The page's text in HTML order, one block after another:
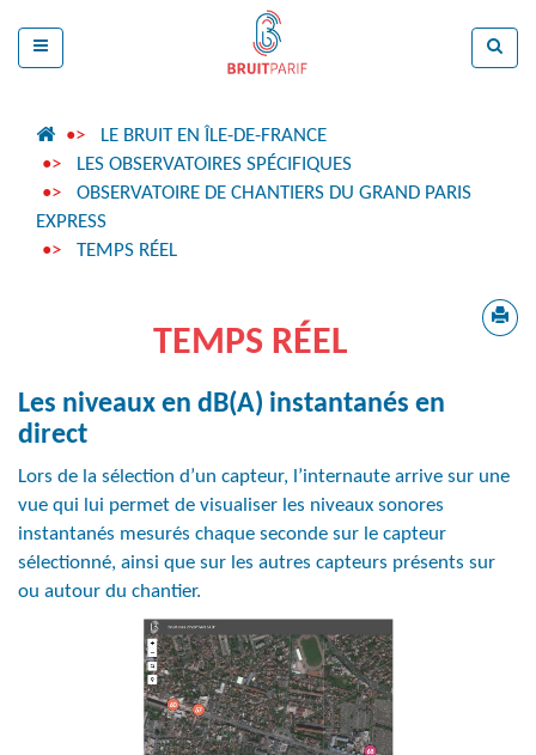
LE BRUIT EN ÎLE-DE-FRANCE
LES OBSERVATOIRES SPÉCIFIQUES
OBSERVATOIRE DE CHANTIERS DU GRAND PARIS
EXPRESS
TEMPS RÉEL
TEMPS RÉEL
Les niveaux en dB(A) instantanés en
direct
Lors de la sélection d’un capteur, l’internaute arrive sur une
vue qui lui permet de visualiser les niveaux sonores
instantanés mesurés chaque seconde sur le capteur
sélectionné, ainsi que sur les autres capteurs présents sur
ou autour du chantier.